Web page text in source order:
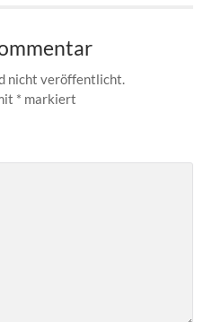
nicht veröffentlicht.
* markiert